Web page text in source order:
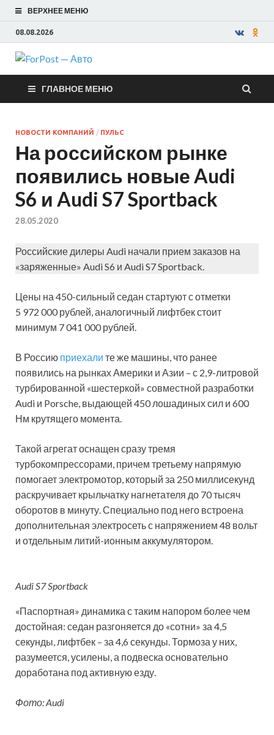
ВЕРХНЕЕ МЕНЮ
08.08.2026
ForPost —
Авто
ГЛАВНОЕ МЕНЮ
НОВОСТИ КОМПАНИЙ / ПУЛЬС
На российском рынке
появились новые Audi
S6 и Audi S7 Sportback
28.05.2020
Российские дилеры Audi начали прием заказов на
«заряженные» Audi S6 и Audi S7 Sportback.
Цены на 450-сильный седан стартуют с отметки
5 972 000 рублей, аналогичный лифтбек стоит
минимум 7 041 000 рублей.
В Россию приехали те же машины, что ранее
появились на рынках Америки и Азии – с 2,9-литровой
турбированной «шестеркой» совместной разработки
Audi и Porsche, выдающей 450 лошадиных сил и 600
Нм крутящего момента.
Такой агрегат оснащен сразу тремя
турбокомпрессорами, причем третьему напрямую
помогает электромотор, который за 250 миллисекунд
раскручивает крыльчатку нагнетателя до 70 тысяч
оборотов в минуту. Специально под него встроена
дополнительная электросеть с напряжением 48 вольт
и отдельным литий-ионным аккумулятором.
Audi S7 Sportback
«Паспортная» динамика с таким напором более чем
достойная: седан разгоняется до «сотни» за 4,5
секунды, лифтбек – за 4,6 секунды. Тормоза у них,
разумеется, усилены, а подвеска основательно
доработана под активную езду.
Фото: Audi